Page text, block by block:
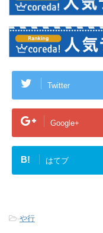
Twitter
Google+
B! はてブ
-や行